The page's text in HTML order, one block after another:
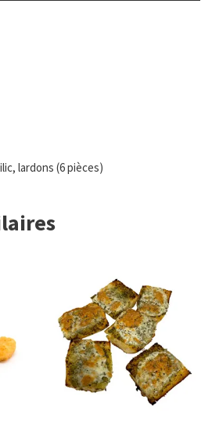
lardons (6 pièces)